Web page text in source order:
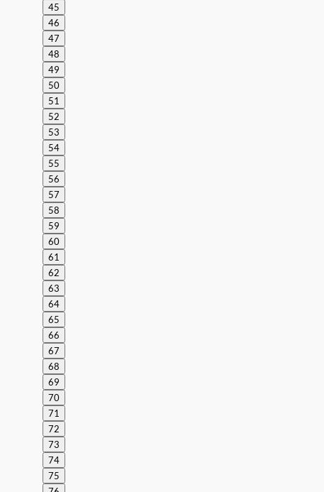
45
46
47
48
49
50
51
52
53
54
55
56
57
58
59
60
61
62
63
64
65
66
67
68
69
70
71
72
73
74
75